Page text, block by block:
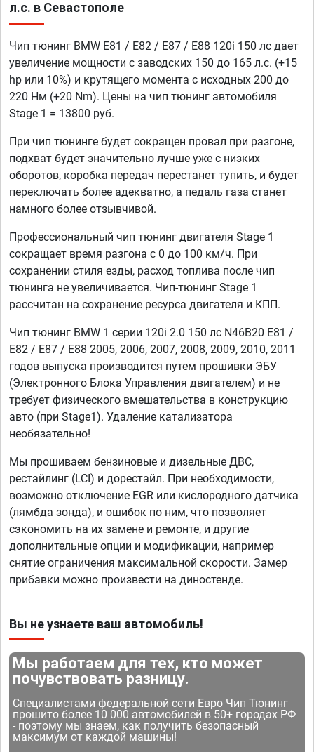
л.с. в Севастополе
Чип тюнинг BMW E81 / E82 / E87 / E88 120i 150 лс дает
увеличение мощности с заводских 150 до 165 л.с. (+15
hp или 10%) и крутящего момента с исходных 200 до
220 Нм (+20 Nm). Цены на чип тюнинг автомобиля
Stage 1 = 13800 руб.
При чип тюнинге будет сокращен провал при разгоне,
подхват будет значительно лучше уже с низких
оборотов, коробка передач перестанет тупить, и будет
переключать более адекватно, а педаль газа станет
намного более отзывчивой.
Профессиональный чип тюнинг двигателя Stage 1
сокращает время разгона с 0 до 100 км/ч. При
сохранении стиля езды, расход топлива после чип
тюнинга не увеличивается. Чип-тюнинг Stage 1
рассчитан на сохранение ресурса двигателя и КПП.
Чип тюнинг BMW 1 серии 120i 2.0 150 лс N46B20 E81 /
E82 / E87 / E88 2005, 2006, 2007, 2008, 2009, 2010, 2011
годов выпуска производится путем прошивки ЭБУ
(Электронного Блока Управления двигателем) и не
требует физического вмешательства в конструкцию
авто (при Stage1). Удаление катализатора
необязательно!
Мы прошиваем бензиновые и дизельные ДВС,
рестайлинг (LCI) и дорестайл. При необходимости,
возможно отключение EGR или кислородного датчика
(лямбда зонда), и ошибок по ним, что позволяет
сэкономить на их замене и ремонте, и другие
дополнительные опции и модификации, например
снятие ограничения максимальной скорости. Замер
прибавки можно произвести на диностенде.
Вы не узнаете ваш автомобиль!
Мы работаем для тех, кто может
почувствовать разницу.
Специалистами федеральной сети Евро Чип Тюнинг
прошито более 10 000 автомобилей в 50+ городах РФ
- поэтому мы знаем, как получить безопасный
максимум от каждой машины!